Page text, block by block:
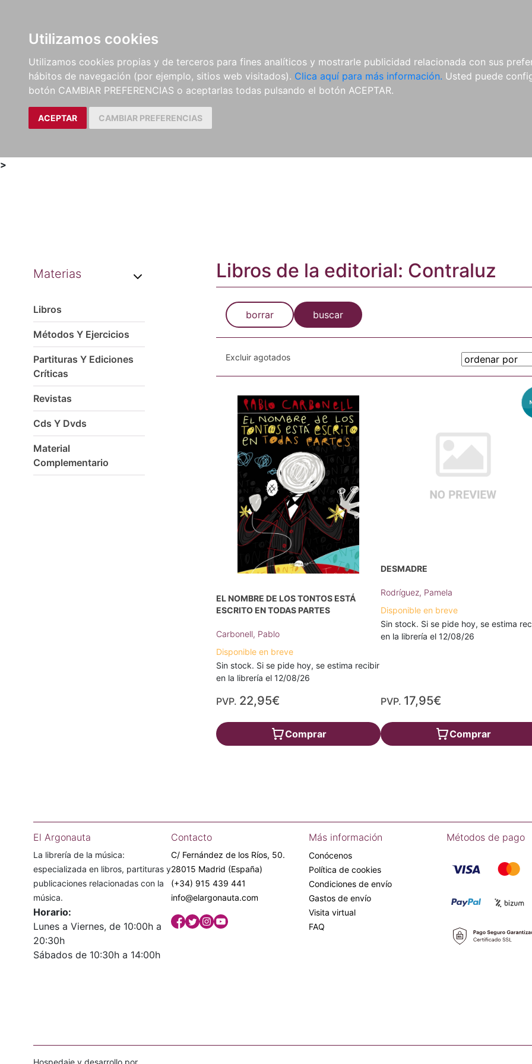
Utilizamos cookies
Utilizamos cookies propias y de terceros para fines analíticos y mostrarle publicidad relacionada con sus
hábitos de navegación (por ejemplo, sitios web visitados). Clica aquí para más información. Usted puede
botón CAMBIAR PREFERENCIAS o aceptarlas todas pulsando el botón ACEPTAR.
ACEPTAR CAMBIAR PREFERENCIAS
LIBROS
MÉTODOS Y
EJERCICIOS
PARTITURAS Y EDICIONES
CRÍTICAS
REVISTAS
CDS Y
DVDS
MATERIAL
COMPLEMENTARIO
>
Materias
Libros
Métodos Y Ejercicios
Partituras Y Ediciones
Críticas
Revistas
Cds Y Dvds
Material
Complementario
Libros de la editorial: Contraluz
borrar buscar
Excluir agotados
EL NOMBRE DE LOS TONTOS ESTÁ
ESCRITO EN TODAS PARTES
Carbonell, Pablo
Disponible en breve
Sin stock. Si se pide hoy, se estima recibir
en la librería el 12/08/26
PVP. 22,95€
Comprar
DESMADRE
Rodríguez, Pamela
Disponible en breve
Sin stock. Si se pide hoy, se estima
en la librería el 12/08/26
PVP. 17,95€
Comprar
El Argonauta
La librería de la música:
especializada en libros, partituras y
publicaciones relacionadas con la
música.
Horario:
Lunes a Viernes, de 10:00h a
20:30h
Sábados de 10:30h a 14:00h
Contacto
C/ Fernández de los Ríos, 50.
28015 Madrid (España)
(+34) 915 439 441
info@elargonauta.com
Más información
Conócenos
Política de cookies
Condiciones de envío
Gastos de envío
Visita virtual
FAQ
Métodos de pago
Hospedaje y desarrollo por